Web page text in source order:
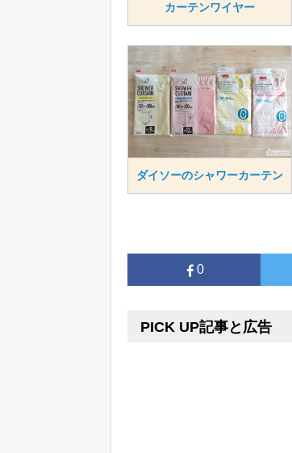
カーテンワイヤー
ダイソーのシャワーカーテン
0
PICK UP記事と広告